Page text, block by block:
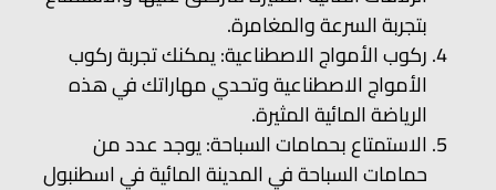
بتجربة السرعة والمغامرة.
ركوب الأمواج الاصطناعية: يمكنك تجربة ركوب
الأمواج الاصطناعية وتحدي مهاراتك في هذه
الرياضة المائية المثيرة.
الاستمتاع بحمامات السباحة: يوجد عدد من
حمامات السباحة في المدينة المائية في اسطنبول